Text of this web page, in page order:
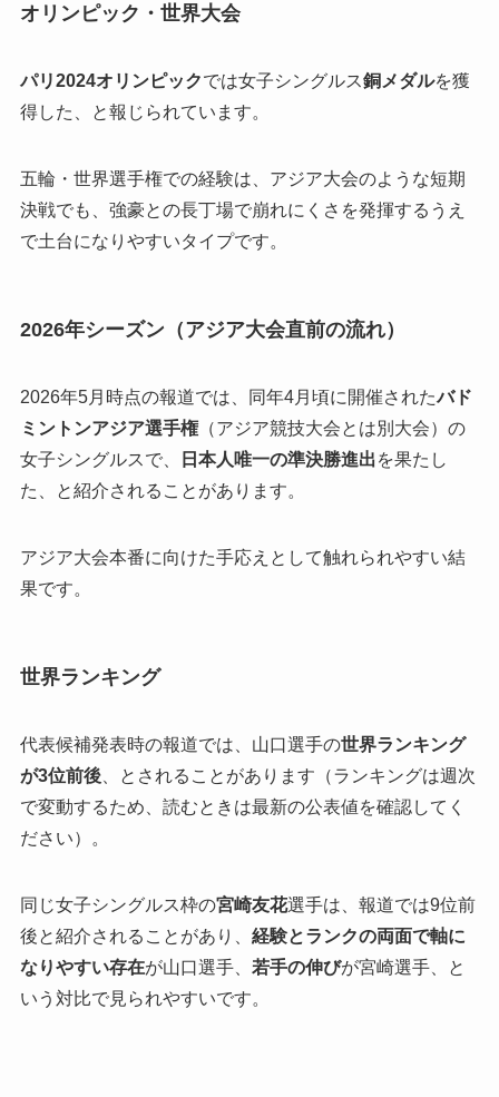
オリンピック・世界大会
パリ2024オリンピックでは女子シングルス銅メダルを獲
得した、と報じられています。
五輪・世界選手権での経験は、アジア大会のような短期
決戦でも、強豪との長丁場で崩れにくさを発揮するうえ
で土台になりやすいタイプです。
2026年シーズン（アジア大会直前の流れ）
2026年5月時点の報道では、同年4月頃に開催されたバド
ミントンアジア選手権（アジア競技大会とは別大会）の
女子シングルスで、
日本人唯一の準決勝進出を果たし
た、と紹介されることがあります。
アジア大会本番に向けた手応えとして触れられやすい結
果です。
世界ランキング
代表候補発表時の報道では、山口選手の世界ランキング
が3位前後、とされることがあります（ランキングは週次
で変動するため、読むときは最新の公表値を確認してく
ださい）。
同じ女子シングルス枠の宮崎友花選手は、報道では9位前
後と紹介されることがあり、 経験とランクの両面で軸に
なりやすい存在が山口選手、 若手の伸びが宮崎選手、と
いう対比で見られやすいです。